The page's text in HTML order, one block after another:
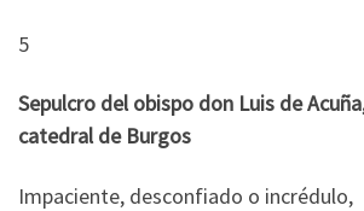
5
Sepulcro del obispo don Luis de
catedral de Burgos
Impaciente, desconfiado o incrédulo,